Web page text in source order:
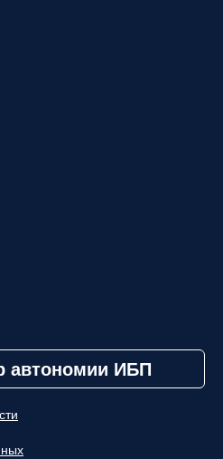
автономии ИБП